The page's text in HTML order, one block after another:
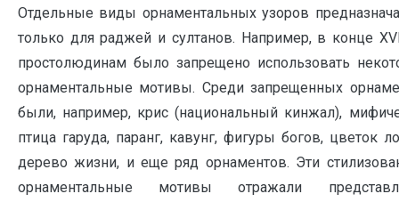
Отдельные виды орнаментальных узоров
только для раджей и султанов. Например, в конце
простолюдинам было запрещено использовать
орнаментальные мотивы. Среди запрещенных
были, например, крис (национальный кинжал),
птица гаруда, паранг, кавунг, фигуры богов, цветок
дерево жизни, и еще ряд орнаментов. Эти
орнаментальные мотивы отражали